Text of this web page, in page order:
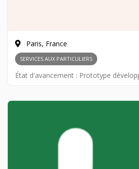
Paris, France
SERVICES AUX PARTICULIERS
État d'avancement : Prototype